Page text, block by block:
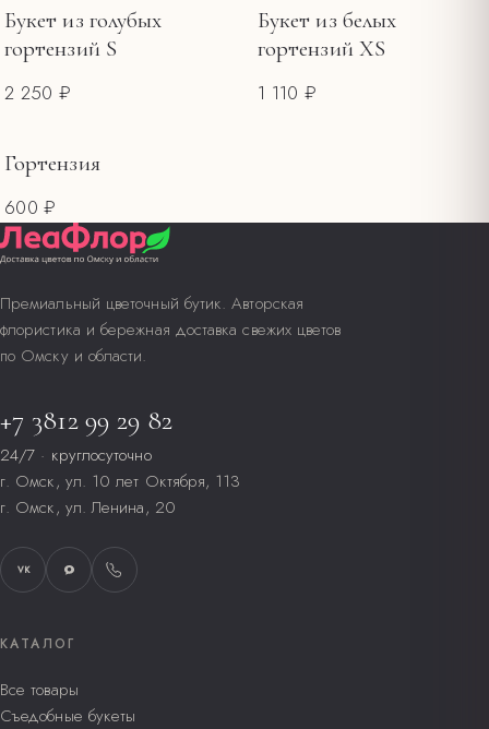
Букет из голубых
гортензий S
2 250 ₽
Букет из белых
гортензий XS
1 110 ₽
НЕТ В НАЛИЧИИ
Гортензия
600 ₽
Премиальный цветочный бутик. Авторская
флористика и бережная доставка свежих цветов
по Омску и области.
+7 3812 99 29 82
24/7 · круглосуточно
г. Омск, ул. 10 лет Октября, 113
г. Омск, ул. Ленина, 20
VK
КАТАЛОГ
Все товары
Съедобные букеты